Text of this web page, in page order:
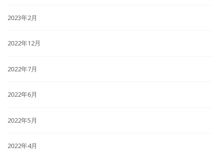
2023年2月
2022年12月
2022年7月
2022年6月
2022年5月
2022年4月